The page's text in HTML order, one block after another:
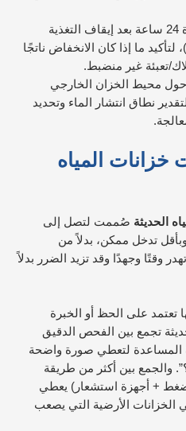
اختبار منسوب الماء لمدة 24 ساعة بعد إيقاف التغذية
لتأكيد ما إذا كان الانخفاض ناتجًا
تعبئة غير منضبط.
حول محيط الخزان الخارجي
نطاق انتشار الماء وتحديد
المياه
الحديثة صُممت لتصل إلى
تدخل ممكن، بدلاً من
وقتًا وجهدًا وقد تزيد الضرر بدلاً
تعتمد على الحظ أو الخبرة
تجمع بين الفحص الدقيق
المساعدة لتعطي صورة واضحة
والجمع بين أكثر من طريقة
+ أجهزة استشعار) يعطي
الأرضية التي يصعب